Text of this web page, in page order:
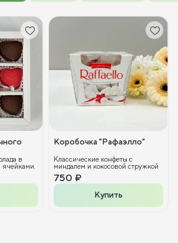
в
ячейками.
Коробочка "Рафаэлло"
Классические конфеты с
миндалем и кокосовой стружкой
750 ₽
Купить